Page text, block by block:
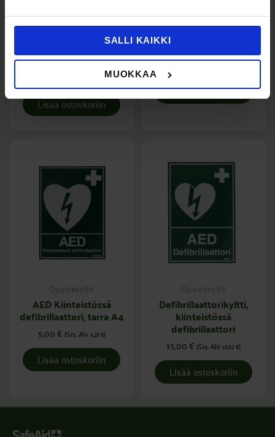
SALLI KAIKKI
MUOKKAA
Opastekyltit
silmänhuuhtelu 20 x 20
cm, jälkivalaiseva
€)
Lisää ostoskoriin
Opastekyltit
Skylt På andra sidan
dörren 21×5 cm
14,00€
Lisää ostoskoriin
Opastekyltit
AED Kiinteistössä
defibrillaattori, tarra A4
5,00€(Sis. Alv6,28€)
Lisää ostoskoriin
Opastekyltit
Defibrillaattorikyltti,
kiinteistössä
defibrillaattori
15,00€(Sis. Alv 18,83€)
Lisää ostoskoriin